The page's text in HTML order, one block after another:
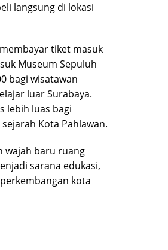
langsung di lokasi
tiket masuk
Museum Sepuluh
bagi wisatawan
luar Surabaya.
lebih luas bagi
Kota Pahlawan.
wajah baru ruang
sarana edukasi,
kota